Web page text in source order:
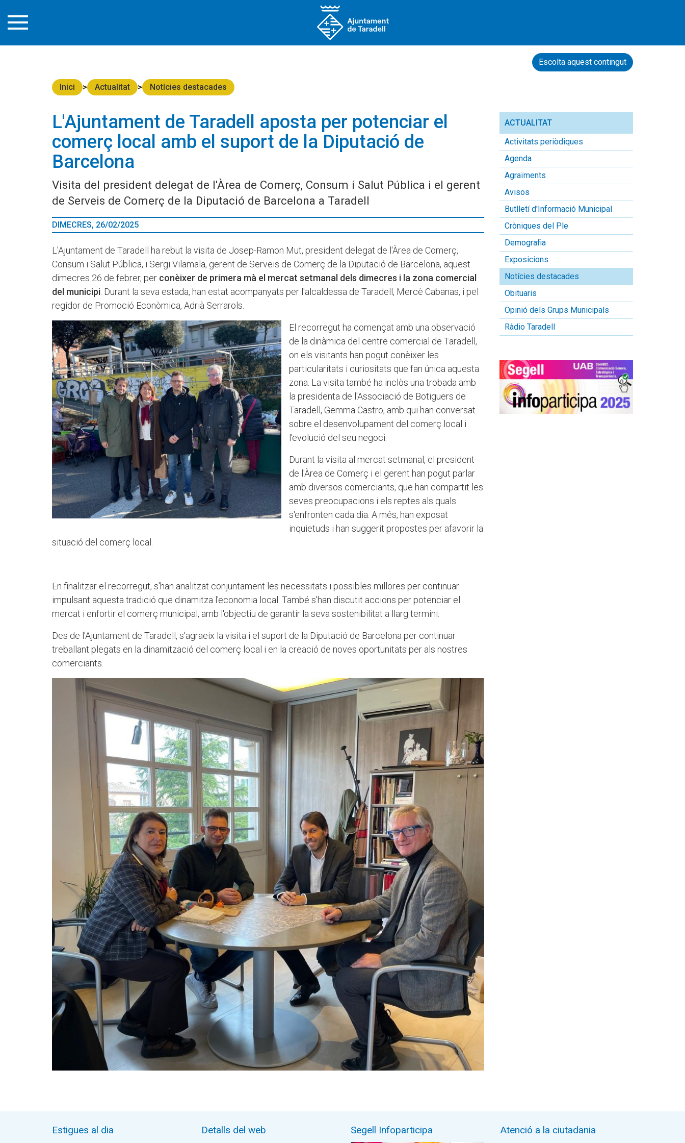
Escolta aquest contingut
Inici Actualitat Notícies destacades
L'Ajuntament de Taradell aposta per potenciar el
comerç local amb el suport de la Diputació de
Barcelona
Visita del president delegat de l'Àrea de Comerç, Consum i Salut Pública i el gerent
de Serveis de Comerç de la Diputació de Barcelona a Taradell
DIMECRES, 26/02/2025
L'Ajuntament de Taradell ha rebut la visita de Josep-Ramon Mut, president delegat de l'Àrea de Comerç,
Consum i Salut Pública, i Sergi Vilamala, gerent de Serveis de Comerç de la Diputació de Barcelona, aquest
dimecres 26 de febrer, per conèixer de primera mà el mercat setmanal dels dimecres i la zona comercial
del municipi . Durant la seva estada, han estat acompanyats per l'alcaldessa de Taradell, Mercè Cabanas, i pel
regidor de Promoció Econòmica, Adrià Serrarols.
El recorregut ha començat amb una observació
de la dinàmica del centre comercial de Taradell,
on els visitants han pogut conèixer les
particularitats i curiositats que fan única aquesta
zona. La visita també ha inclòs una trobada amb
la presidenta de l'Associació de Botiguers de
Taradell, Gemma Castro, amb qui han conversat
sobre el desenvolupament del comerç local i
l'evolució del seu negoci.
Durant la visita al mercat setmanal, el president
de l'Àrea de Comerç i el gerent han pogut parlar
amb diversos comerciants, que han compartit les
seves preocupacions i els reptes als quals
s'enfronten cada dia. A més, han exposat
inquietuds i han suggerit propostes per afavorir la
situació del comerç local.
En finalitzar el recorregut, s'han analitzat conjuntament les necessitats i possibles millores per continuar
impulsant aquesta tradició que dinamitza l'economia local. També s'han discutit accions per potenciar el
mercat i enfortir el comerç municipal, amb l'objectiu de garantir la seva sostenibilitat a llarg termini.
Des de l'Ajuntament de Taradell, s'agraeix la visita i el suport de la Diputació de Barcelona per continuar
treballant plegats en la dinamització del comerç local i en la creació de noves oportunitats per als nostres
comerciants.
ACTUALITAT
Activitats periòdiques
Agenda
Agraïments
Avisos
Butlletí d'Informació Municipal
Cròniques del Ple
Demografia
Exposicions
Notícies destacades
Obituaris
Opinió dels Grups Municipals
Ràdio Taradell
Estigues al dia Detalls del web Segell Infoparticipa Atenció a la ciutadania